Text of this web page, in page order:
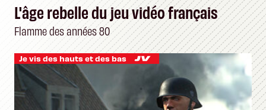
L'âge rebelle du jeu vidéo français
Flamme des années 80
Je vis des hauts et des bas